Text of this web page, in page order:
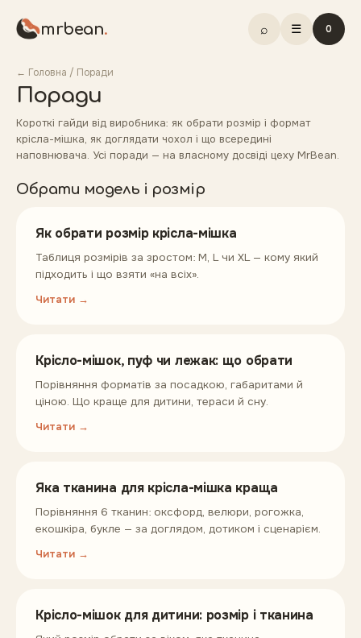
mrbean. ⌕ ☰ 0
← Головна / Поради
Поради
Короткі гайди від виробника: як обрати розмір і формат
крісла-мішка, як доглядати чохол і що всередині
наповнювача. Усі поради — на власному досвіді цеху MrBean.
Обрати модель і розмір
Як обрати розмір крісла-мішка
Таблиця розмірів за зростом: M, L чи XL — кому який
підходить і що взяти «на всіх».
Читати →
Крісло-мішок, пуф чи лежак: що обрати
Порівняння форматів за посадкою, габаритами й
ціною. Що краще для дитини, тераси й сну.
Читати →
Яка тканина для крісла-мішка краща
Порівняння 6 тканин: оксфорд, велюри, рогожка,
екошкіра, букле — за доглядом, дотиком і сценарієм.
Читати →
Крісло-мішок для дитини: розмір і тканина